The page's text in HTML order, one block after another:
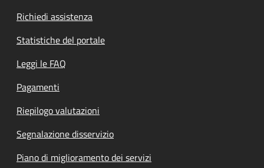
Richiedi assistenza
Statistiche del portale
Leggi le FAQ
Pagamenti
Riepilogo valutazioni
Segnalazione disservizio
Piano di miglioramento dei servizi